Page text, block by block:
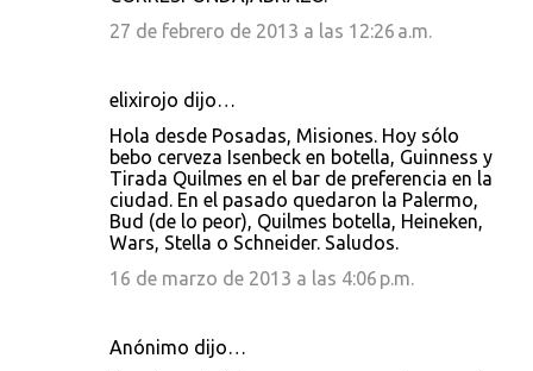
27 de febrero de 2013 a las 12:26 a.m.
elixirojo dijo…
Hola desde Posadas, Misiones. Hoy sólo
bebo cerveza Isenbeck en botella, Guinness y
Tirada Quilmes en el bar de preferencia en la
ciudad. En el pasado quedaron la Palermo,
Bud (de lo peor), Quilmes botella, Heineken,
Wars, Stella o Schneider. Saludos.
16 de marzo de 2013 a las 4:06 p.m.
Anónimo dijo…